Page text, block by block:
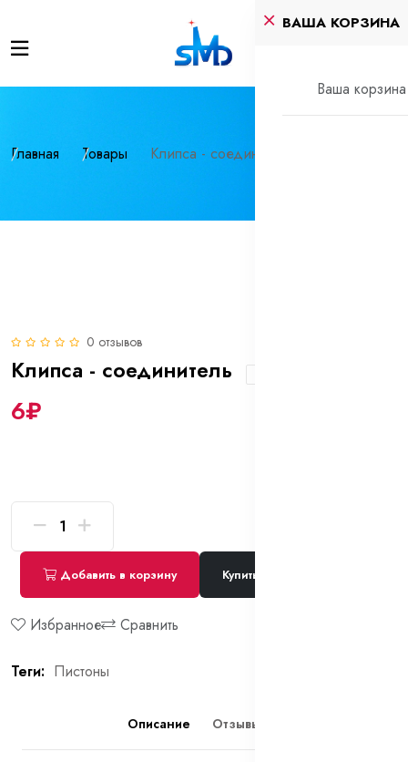
ВАША КОРЗИНА
Ваша корзина
Главная Товары Клипса - соединитель
0 отзывов
Клипса - соединитель
6₽
Добавить в корзину Купить сейчас
Избранное Сравнить
Теги: Пистоны
Описание Отзывы (0)